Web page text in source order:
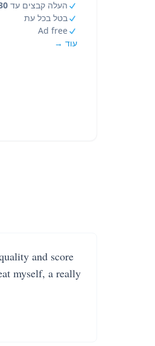
העלה קבצים עד MB
בטל בכל עת
Ad free
עוד →
and score
myself, a really